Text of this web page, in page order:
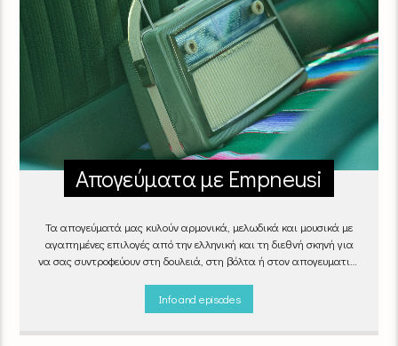
Απογεύματα με Empneusi
Τα απογεύματά μας κυλούν αρμονικά, μελωδικά και μουσικά με
αγαπημένες επιλογές από την ελληνική και τη διεθνή σκηνή για
να σας συντροφεύουν στη δουλειά, στη βόλτα ή στον απογευματινό
με Empneusi", Καθημερινά & Σαββατοκύριακα 17:00 – 20:00.
Info and episodes